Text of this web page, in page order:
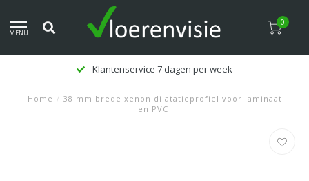
MENU
0
Klantenservice 7 dagen per week
Home / 38 mm brede xenon dilatatieprofiel voor laminaat
en PVC